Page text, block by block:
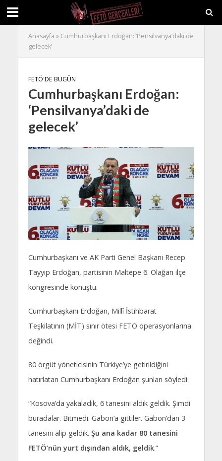
Anasayfa » Cumhurbaşkanı Erdoğan: ‘Pensilvanya’daki de
gelecek’
FETÖ'DE BUGÜN
Cumhurbaşkanı Erdoğan:
‘Pensilvanya’daki de
gelecek’
Cumhurbaşkanı ve AK Parti Genel Başkanı Recep
Tayyip Erdoğan, partisinin Maltepe 6. Olağan ilçe
kongresinde konuştu.
Cumhurbaşkanı Erdoğan, Millî İstihbarat
Teşkilatının (MİT) sınır ötesi FETÖ operasyonlarına
değindi.
80 örgüt yöneticisinin Türkiye’ye getirildiğini
hatırlatan Cumhurbaşkanı Erdoğan şunları söyledi:
“Kosova’da yakaladık, 6 tanesini aldık geldik. Şimdi
buradalar. Bitmedi. Gabon’a gittiler. Gabon’dan 3
tanesini alıp geldik. Şu ana kadar 80 tanesini
FETÖ’nün yurt dışından aldık, geldik.”